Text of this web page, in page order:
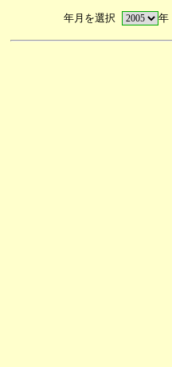
年月を選択 年